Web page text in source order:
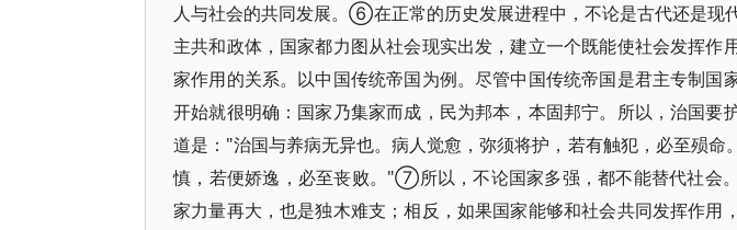
人与社会的共同发展。⑥在正常的历史发展进程中，不论是古代还是现
主共和政体，国家都力图从社会现实出发，建立一个既能使社会发挥作
家作用的关系。以中国传统帝国为例。尽管中国传统帝国是君主专制国
开始就很明确：国家乃集家而成，民为邦本，本固邦宁。所以，治国要
道是："治国与养病无异也。病人觉愈，弥须将护，若有触犯，必至殒命
慎，若便娇逸，必至丧败。"⑦所以，不论国家多强，都不能替代社会
家力量再大，也是独木难支；相反，如果国家能够和社会共同发挥作用